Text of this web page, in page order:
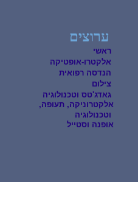
ערוצים
ראשי
אלקטרו-אופטיקה
הנדסה רפואית
צילום
גאדג'טס וטכנולוגיה
אלקטרוניקה, תעופה,
וטכנולוגיה
אופנה וסטייל